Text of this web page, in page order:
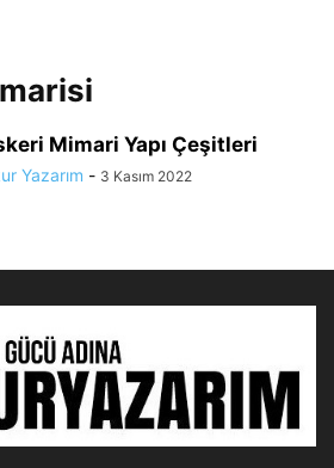
Mimari Yapı Çeşitleri
Yazarım - 3 Kasım 2022